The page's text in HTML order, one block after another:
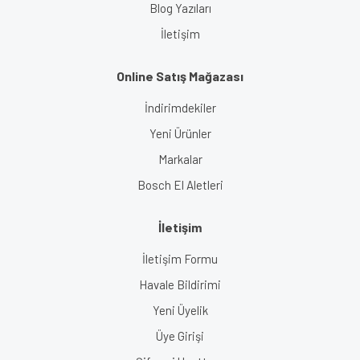
Blog Yazıları
İletişim
Online Satış Mağazası
İndirimdekiler
Yeni Ürünler
Markalar
Bosch El Aletleri
İletişim
İletişim Formu
Havale Bildirimi
Yeni Üyelik
Üye Girişi